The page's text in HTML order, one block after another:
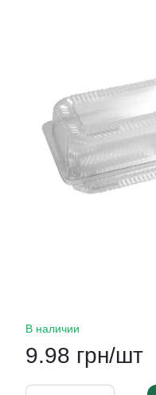
В наличии
9.98 грн/шт